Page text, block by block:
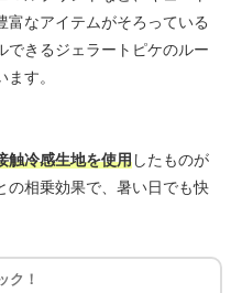
富なアイテムがそろっている
できるジェラートピケのルー
す。
触冷感生地を使用したものが
の相乗効果で、暑い日でも快
ク！